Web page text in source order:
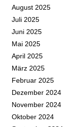
August 2025
Juli 2025
Juni 2025
Mai 2025
April 2025
März 2025
Februar 2025
Dezember 2024
November 2024
Oktober 2024